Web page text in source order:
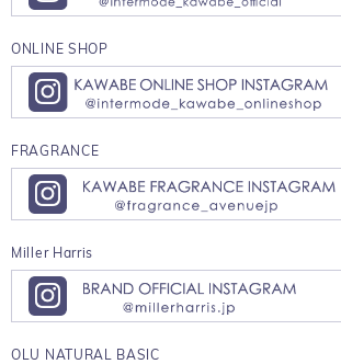
ONLINE SHOP
FRAGRANCE
Miller Harris
OLU NATURAL BASIC